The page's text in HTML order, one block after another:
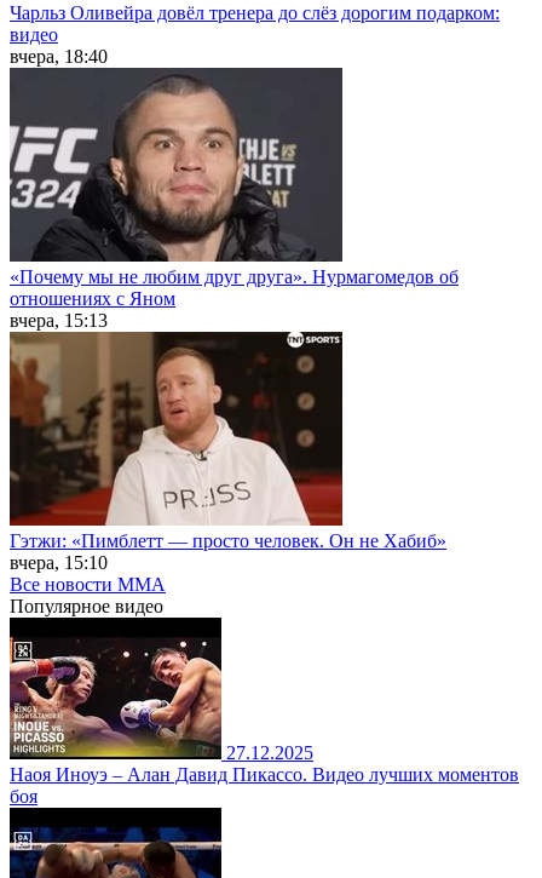
Чарльз Оливейра довёл тренера до слёз дорогим подарком:
видео
вчера, 18:40
«Почему мы не любим друг друга». Нурмагомедов об
отношениях с Яном
вчера, 15:13
Гэтжи: «Пимблетт — просто человек. Он не Хабиб»
вчера, 15:10
Все новости MMA
Популярное видео
27.12.2025
Наоя Иноуэ – Алан Давид Пикассо. Видео лучших моментов
боя